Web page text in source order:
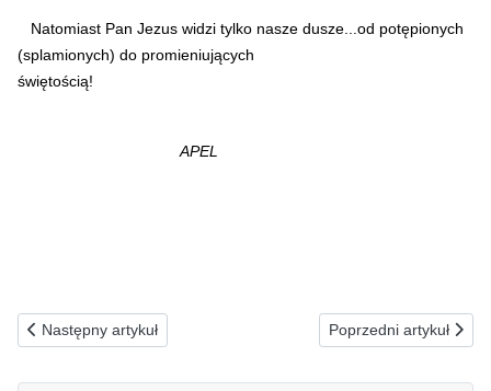
Natomiast Pan Jezus widzi tylko nasze dusze...od potępionych
(splamionych) do promieniujących
świętością!
APEL
Poprzednia strona: 10.02.1990(s) Krążenie miłości...
Następny artykuł Następna strona:
Poprzedni artykuł